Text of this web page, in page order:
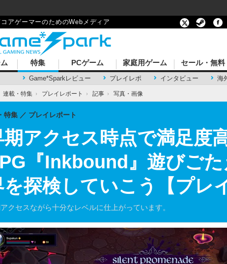
アゲーマーのためのWebメディア
特集
Game*Sparkレビュー プレイレポ インタビュー 海
PCゲーム 家庭用ゲーム セール・無料
連載・特集 › プレイレポート › 記事 › 写真・画像
期アクセス時点で満足度
『Inkbound』遊びご
を探検していこう【プレ
クセスながら十分なレベルに仕上がっています。
特集 プレイレポート